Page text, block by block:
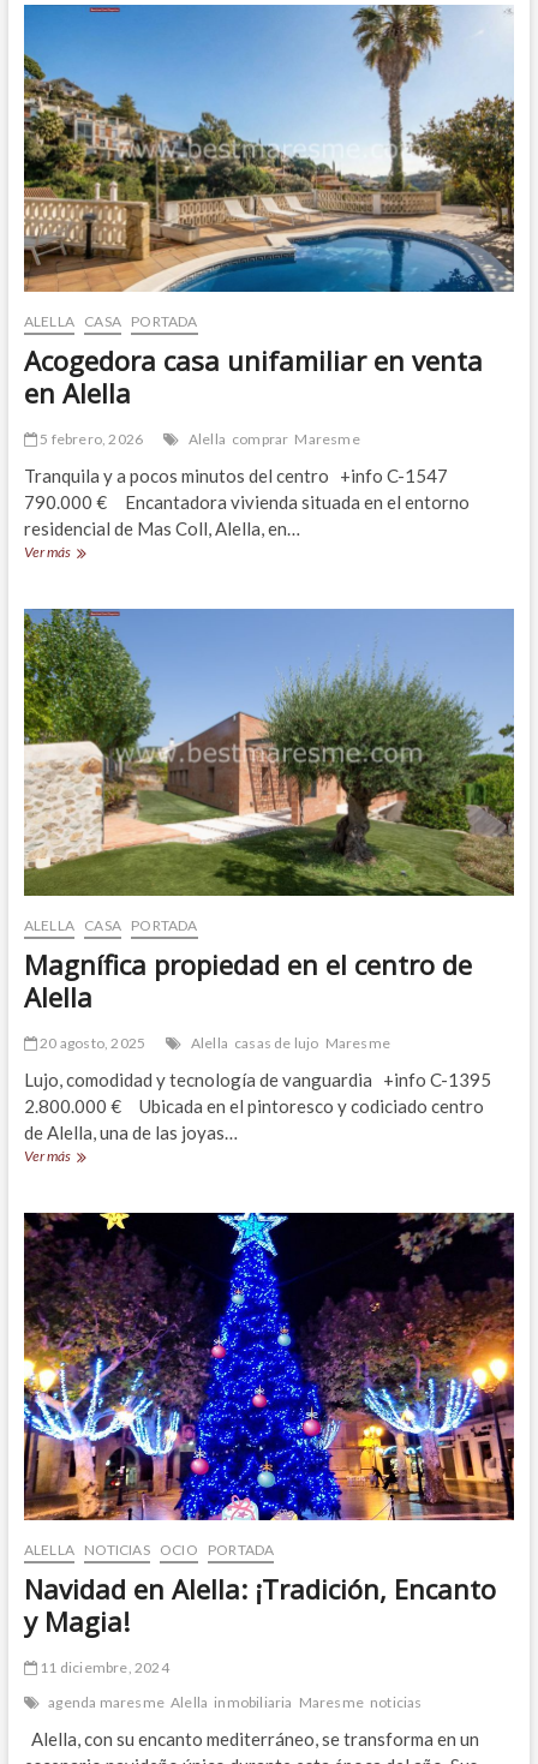
Can
ALELLA CASA PORTADA
Acogedora casa unifamiliar en venta
en Alella
5 febrero, 2026 Alella comprar Maresme
Tranquila y a pocos minutos del centro +info C-1547
790.000 € Encantadora vivienda situada en el entorno
residencial de Mas Coll, Alella, en…
Ver másAcogedora
en
venta
en
Alella
ALELLA CASA PORTADA
Magnífica propiedad en el centro de
Alella
20 agosto, 2025 Alella casas de lujo Maresme
Lujo, comodidad y tecnología de vanguardia +info C-1395
2.800.000 € Ubicada en el pintoresco y codiciado centro
de Alella, una de las joyas…
Ver másMagnífica
el
centro
de
Alella
ALELLA NOTICIAS OCIO PORTADA
Navidad en Alella: ¡Tradición, Encanto
y Magia!
11 diciembre, 2024
agenda maresme Alella inmobiliaria Maresme noticias
Alella, con su encanto mediterráneo, se transforma en un